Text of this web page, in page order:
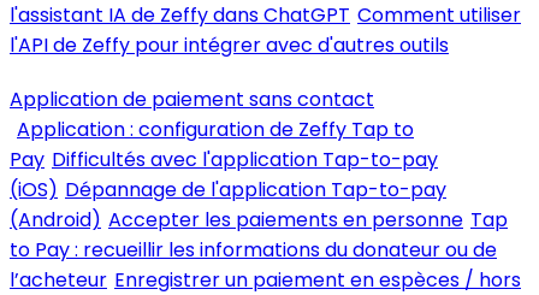
l'assistant IA de Zeffy dans ChatGPT Comment utiliser
l'API de Zeffy pour intégrer avec d'autres outils
Application de paiement sans contact
Application : configuration de Zeffy Tap to
Pay Difficultés avec l'application Tap-to-pay
(iOS) Dépannage de l'application Tap-to-pay
(Android) Accepter les paiements en personne Tap
to Pay : recueillir les informations du donateur ou de
l’acheteur Enregistrer un paiement en espèces / hors